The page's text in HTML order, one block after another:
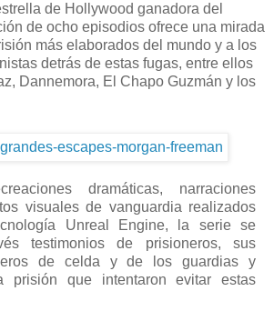
de Hollywood ganadora del
de ocho episodios ofrece una mirada
más elaborados del mundo y a los
detrás de estas fugas, entre ellos
Dannemora, El Chapo Guzmán y los
dramáticas, narraciones
visuales de vanguardia realizados
Unreal Engine, la serie se
testimonios de prisioneros, sus
de celda y de los guardias y
prisión que intentaron evitar estas